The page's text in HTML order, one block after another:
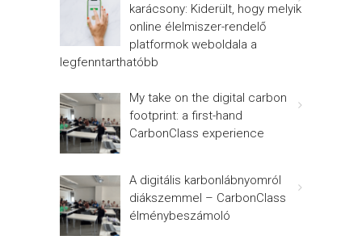
karácsony: Kiderült, hogy melyik
online élelmiszer-rendelő
platformok weboldala a
legfenntarthatóbb
My take on the digital carbon
footprint: a first-hand
CarbonClass experience
A digitális karbonlábnyomról
diákszemmel – CarbonClass
élménybeszámoló